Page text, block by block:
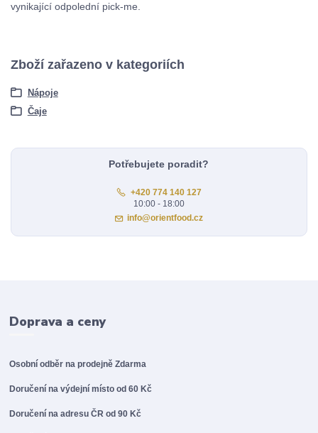
vynikající odpolední pick-me.
Zboží zařazeno v kategoriích
Nápoje
Čaje
Potřebujete poradit?
+420 774 140 127
10:00 - 18:00
info@orientfood.cz
Doprava a ceny
Osobní odběr na prodejněZdarma
Doručení na výdejní místo od 60 Kč
Doručení na adresu ČR od 90 Kč